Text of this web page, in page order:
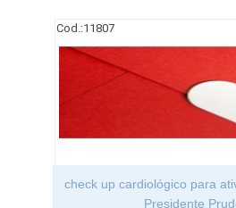
Cod.:11807
check up cardiológico para
Presidente